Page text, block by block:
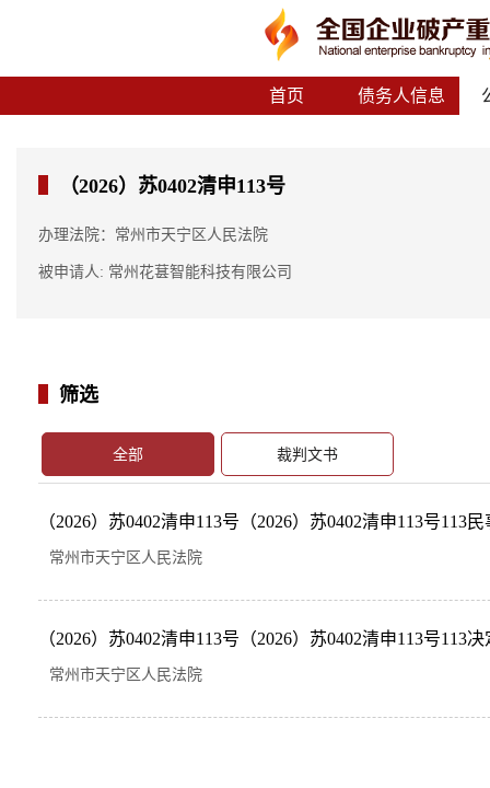
首页 债务人信息
（2026）苏0402清申113号
办理法院：常州市天宁区人民法院
被申请人: 常州花葚智能科技有限公司
筛选
全部 裁判文书
（2026）苏0402清申113号（2026）苏0402清申113号113民
常州市天宁区人民法院
（2026）苏0402清申113号（2026）苏0402清申113号113决
常州市天宁区人民法院